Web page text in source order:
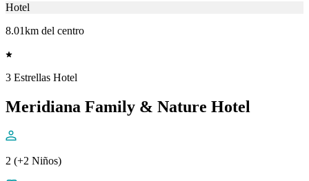
Hotel
8.01km del centro
3 Estrellas Hotel
Meridiana Family & Nature Hotel
2 (+2 Niños)